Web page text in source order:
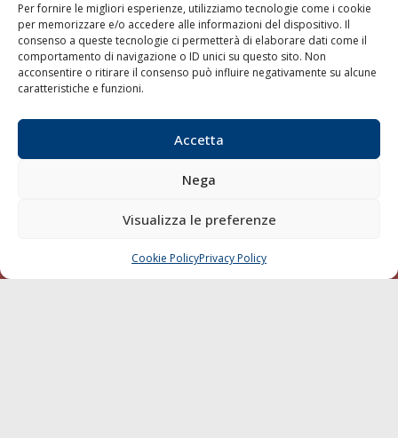
Per fornire le migliori esperienze, utilizziamo tecnologie come i cookie
per memorizzare e/o accedere alle informazioni del dispositivo. Il
consenso a queste tecnologie ci permetterà di elaborare dati come il
comportamento di navigazione o ID unici su questo sito. Non
acconsentire o ritirare il consenso può influire negativamente su alcune
caratteristiche e funzioni.
Accetta
Nega
Visualizza le preferenze
Cookie PolicyPrivacy Policy
Porti/Interporti
Trasporti
Varie
Blue economy
Diporto
CHIAMA SCRIVI